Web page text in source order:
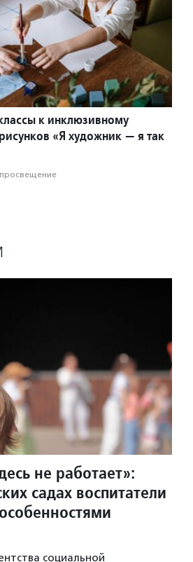
к инклюзивному
«Я художник — я так
просвещение
не работает»:
садах воспитатели
социальной